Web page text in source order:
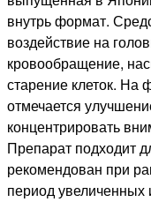
внутрь формат.
воздействие на
кровообращение,
старение клеток. На
отмечается
концентрировать
Препарат подходит
рекомендован при
период увеличенных